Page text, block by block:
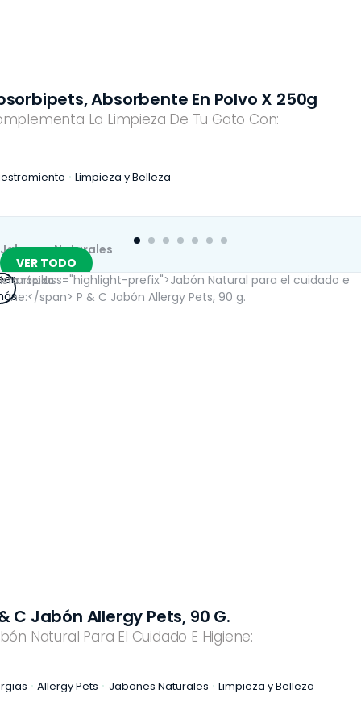
La Limpieza De Tu Gato Con:
Absorbente En Polvo X 250g
Limpieza y Belleza
Jabones Naturales
VER TODO
rápida
Natural Para El Cuidado E Higiene:
C Jabón Allergy Pets, 90 G.
Allergy Pets Jabones Naturales Limpieza y Belleza